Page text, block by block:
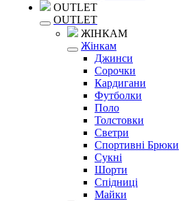
OUTLET
OUTLET
ЖІНКАМ
Жінкам
Джинси
Сорочки
Кардигани
Футболки
Поло
Толстовки
Светри
Спортивні Брюки
Сукні
Шорти
Спідниці
Майки